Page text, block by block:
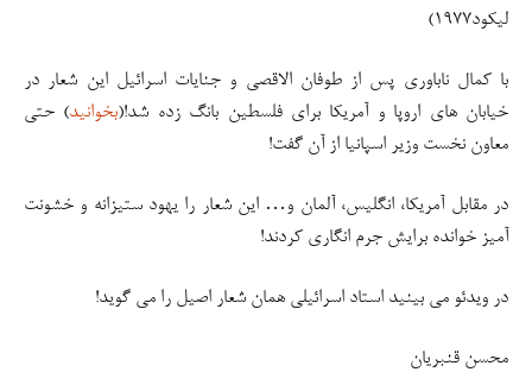
لیکود۱۹۷۷)
با کمال ناباوری پس از طوفان الاقصی و جنایات اسرائیل این شعار در
خیابان های اروپا و آمریکا برای فلسطین بانگ زده شد!(بخوانید) حتی
معاون نخست وزیر اسپانیا از آن گفت!
در مقابل آمریکا، انگلیس، آلمان و… این شعار را یهود ستیزانه و خشونت
آمیز خوانده برایش جرم انگاری کردند!
در ویدئو می بینید استاد اسرائیلی همان شعار اصیل را می گوید!
محسن قنبریان